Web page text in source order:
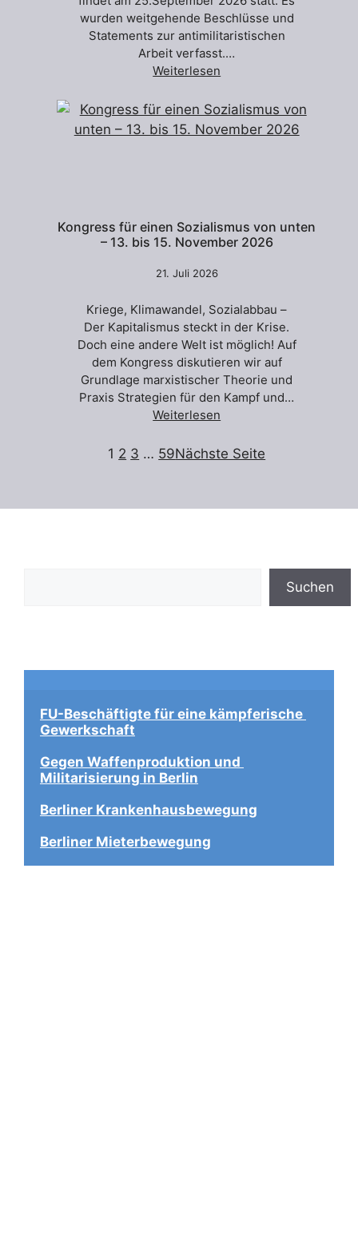
wurden weitgehende Beschlüsse und
Statements zur antimilitaristischen
Arbeit verfasst.…
Weiterlesen
Kongress für einen Sozialismus von unten
– 13. bis 15. November 2026
21. Juli 2026
Kriege, Klimawandel, Sozialabbau –
Der Kapitalismus steckt in der Krise.
Doch eine andere Welt ist möglich! Auf
dem Kongress diskutieren wir auf
Grundlage marxistischer Theorie und
Praxis Strategien für den Kampf und…
Weiterlesen
1 2 3 … 59Nächste Seite
Suchen
FU-Beschäftigte für eine kämpferische
Gewerkschaft
Gegen Waffenproduktion und
Militarisierung in Berlin
Berliner Krankenhausbewegung
Berliner Mieterbewegung